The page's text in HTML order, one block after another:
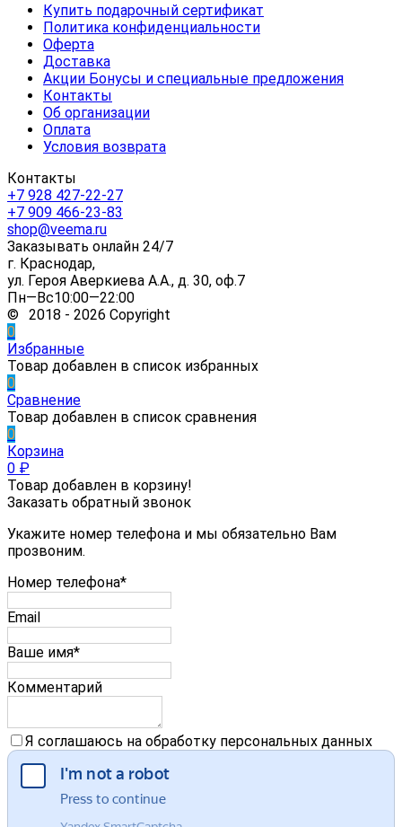
Купить подарочный сертификат
Политика конфиденциальности
Оферта
Доставка
Акции Бонусы и специальные предложения
Контакты
Об организации
Оплата
Условия возврата
Контакты
+7 928 427-22-27
+7 909 466-23-83
shop@veema.ru
Заказывать онлайн 24/7
г. Краснодар,
ул. Героя Аверкиева А.А., д. 30, оф.7
Пн—Вс10:00—22:00
© 2018 - 2026 Copyright
0
Избранные
Товар добавлен в список избранных
0
Сравнение
Товар добавлен в список сравнения
0
Корзина
0 ₽
Товар добавлен в корзину!
Заказать обратный звонок
Укажите номер телефона и мы обязательно Вам
прозвоним.
Номер телефона*
Email
Ваше имя*
Комментарий
Я соглашаюсь на обработку персональных данных